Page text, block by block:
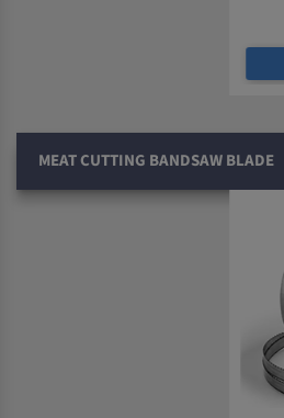
MEAT CUTTING BANDSAW BLADE